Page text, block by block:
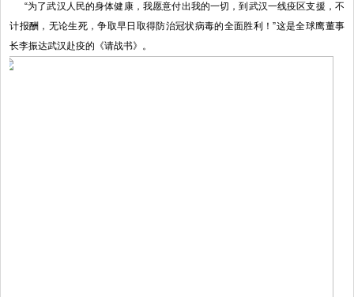
“为了武汉人民的身体健康，我愿意付出我的一切，到武汉一线疫区支援，不
计报酬，无论生死，争取早日取得防治冠状病毒的全面胜利！”这是全球鹰董事
长李振达武汉赴疫的《请战书》。